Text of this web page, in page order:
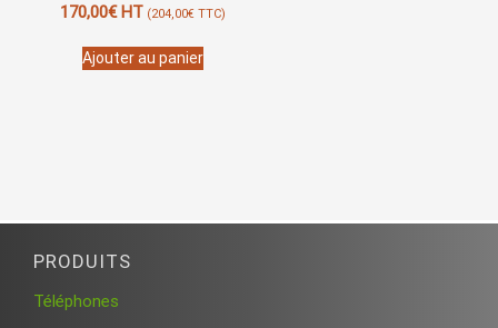
170,00€HT (204,00€ TTC)
Ajouter au panier
PRODUITS
Téléphones